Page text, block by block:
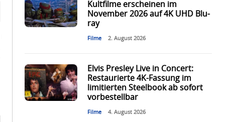
Kultfilme erscheinen im
November 2026 auf 4K UHD Blu-
ray
Filme 2. August 2026
Elvis Presley Live in Concert:
Restaurierte 4K-Fassung im
limitierten Steelbook ab sofort
vorbestellbar
Filme 4. August 2026